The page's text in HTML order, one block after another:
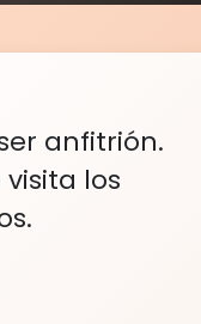
anfitrión.
los